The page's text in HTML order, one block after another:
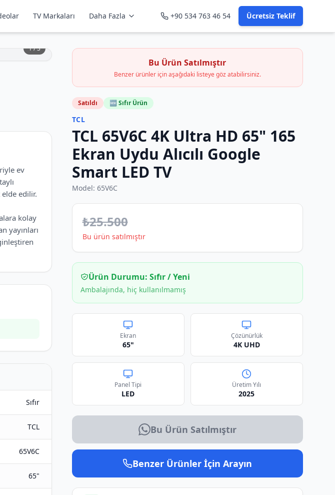
TV Markaları Daha Fazla +90 534 763 46 54 Ücretsiz Teklif
1/3
ev
edilir.
kolay
yayınları
Sıfır
TCL
65V6C
65"
Bu Ürün Satılmıştır
Benzer ürünler için aşağıdaki listeye göz atabilirsiniz.
Satıldı 🆕 Sıfır Ürün
TCL
TCL 65V6C 4K Ultra HD 65" 165
Ekran Uydu Alıcılı Google
Smart LED TV
Model: 65V6C
₺25.500
Bu ürün satılmıştır
Ürün Durumu: Sıfır / Yeni
Ambalajında, hiç kullanılmamış
Ekran
65"
Çözünürlük
4K UHD
Panel Tipi
LED
Üretim Yılı
2025
Bu Ürün Satılmıştır
Benzer Ürünler İçin Arayın